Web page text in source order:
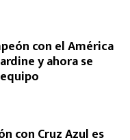
con el América
y ahora se
con Cruz Azul es